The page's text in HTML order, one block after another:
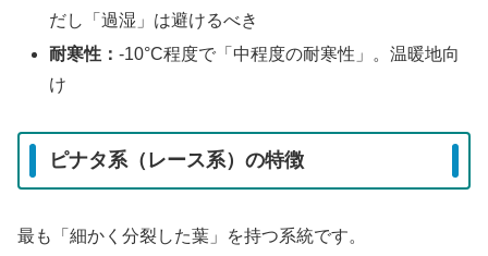
だし「過湿」は避けるべき
耐寒性：-10°C程度で「中程度の耐寒性」。温暖地向
け
ピナタ系（レース系）の特徴
最も「細かく分裂した葉」を持つ系統です。